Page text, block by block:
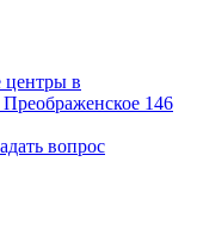
центры в
146
вопрос